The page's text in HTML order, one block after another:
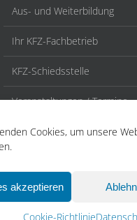
Cookies, um unsere
akzeptieren
Cookie-Richtlinie
Aus- und Weiterbildung
Ihr KFZ-Fachbetrieb
KFZ-Schiedsstelle
Veranstaltungen / Termine
Aktuelles